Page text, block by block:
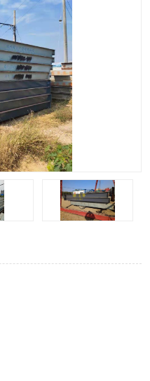
食品烘干机
输送机
全自动输送机
食品螺旋塔
木材撕碎机
金属撕碎机